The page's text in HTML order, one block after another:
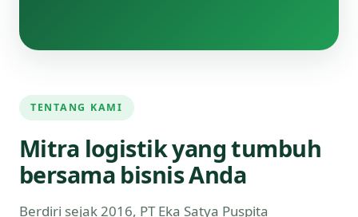
TENTANG KAMI
Mitra logistik yang tumbuh
bersama bisnis Anda
Berdiri sejak 2016, PT Eka Satya Puspita